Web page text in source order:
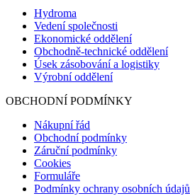
Hydroma
Vedení společnosti
Ekonomické oddělení
Obchodně-technické oddělení
Úsek zásobování a logistiky
Výrobní oddělení
OBCHODNÍ PODMÍNKY
Nákupní řád
Obchodní podmínky
Záruční podmínky
Cookies
Formuláře
Podmínky ochrany osobních údajů